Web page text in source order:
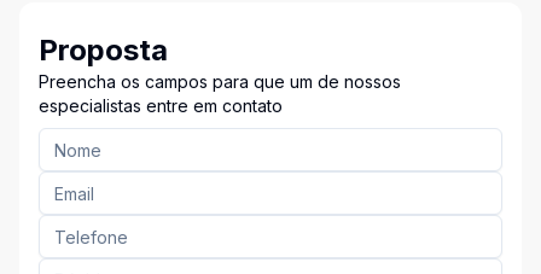
Proposta
Preencha os campos para que um de nossos
especialistas entre em contato